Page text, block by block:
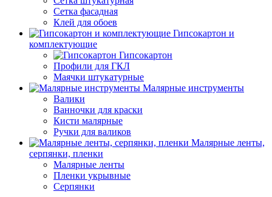
Сетка фасадная
Клей для обоев
Гипсокартон и
комплектующие
Гипсокартон
Профили для ГКЛ
Маячки штукатурные
Малярные инструменты
Валики
Ванночки для краски
Кисти малярные
Ручки для валиков
Малярные ленты,
серпянки, пленки
Малярные ленты
Пленки укрывные
Серпянки